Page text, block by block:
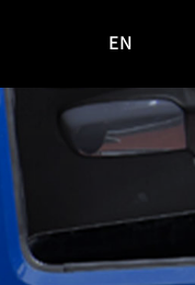
사이트로
이동
EN